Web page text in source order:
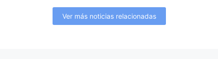
Ver más noticias relacionadas